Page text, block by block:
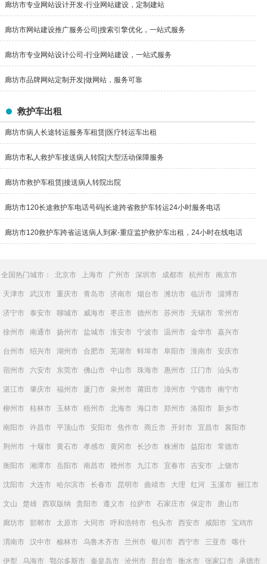
廊坊市专业网站设计开发-行业网站建设，定制建站
廊坊市网站建设推广服务公司|搜索引擎优化，一站式服务
廊坊市专业网站设计公司-行业网站建设，一站式服务
廊坊市品牌网站定制开发|做网站，服务可靠
救护车出租
廊坊市病人长途转运服务车租赁|医疗转运车出租
廊坊市私人救护车接送病人转院|大型活动保障服务
廊坊市救护车租赁|接送病人转院出院
廊坊市120长途救护车电话号码|长途跨省救护车转运24小时服务电话
廊坊市120救护车跨省运送病人到家-重症监护救护车出租，24小时在线电话
全国热门城市： 北京市 上海市 广州市 深圳市 成都市 杭州市 南京市
天津市 武汉市 重庆市 青岛市 济南市 烟台市 潍坊市 临沂市 淄博市
济宁市 泰安市 聊城市 威海市 枣庄市 德州市 苏州市 无锡市 常州市
徐州市 南通市 扬州市 盐城市 淮安市 宁波市 温州市 金华市 嘉兴市
台州市 绍兴市 湖州市 合肥市 芜湖市 蚌埠市 阜阳市 淮南市 安庆市
宿州市 六安市 东莞市 佛山市 中山市 珠海市 惠州市 江门市 汕头市
湛江市 肇庆市 福州市 厦门市 泉州市 莆田市 漳州市 宁德市 南宁市
柳州市 桂林市 玉林市 梧州市 北海市 海口市 郑州市 洛阳市 新乡市
南阳市 许昌市 平顶山市 安阳市 焦作市 商丘市 开封市 宜昌市 襄阳市
荆州市 十堰市 黄石市 孝感市 黄冈市 长沙市 株洲市 益阳市 常德市
衡阳市 湘潭市 岳阳市 南昌市 赣州市 九江市 宜春市 吉安市 上饶市
沈阳市 大连市 哈尔滨市 长春市 昆明市 曲靖市 大理 红河 玉溪市 丽江市
文山 楚雄 西双版纳 贵阳市 遵义市 拉萨市 石家庄市 保定市 唐山市
廊坊市 邯郸市 太原市 大同市 呼和浩特市 包头市 西安市 咸阳市 宝鸡市
渭南市 汉中市 榆林市 乌鲁木齐市 兰州市 银川市 西宁市 三亚市 喀什
伊犁 乌海市 鄂尔多斯市 秦皇岛市 沧州市 邢台市 衡水市 张家口市 承德市